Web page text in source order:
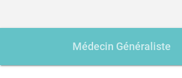
Médecin Généraliste